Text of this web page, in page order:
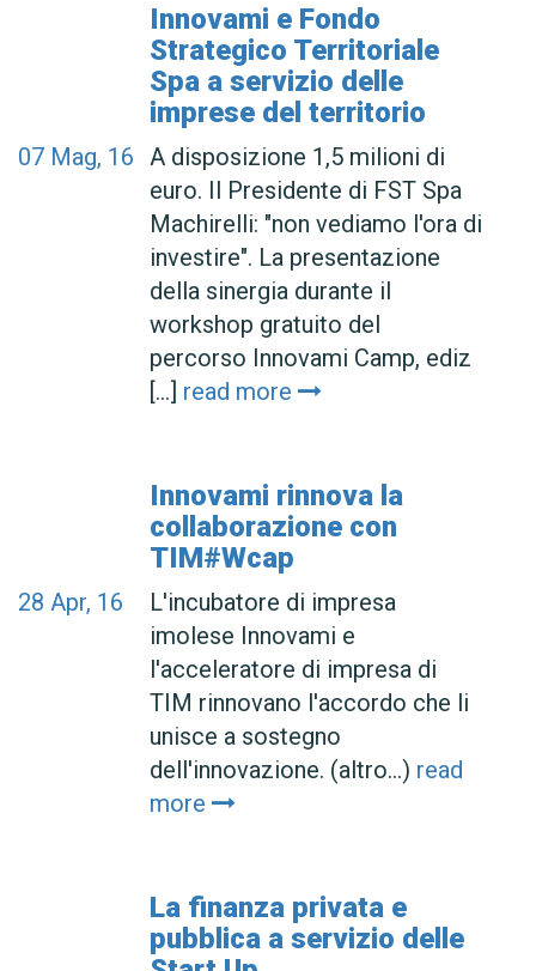
Innovami e Fondo
Strategico Territoriale
Spa a servizio delle
imprese del territorio
07 Mag, 16
A disposizione 1,5 milioni di
euro. Il Presidente di FST Spa
Machirelli: "non vediamo l'ora di
investire". La presentazione
della sinergia durante il
workshop gratuito del
percorso Innovami Camp, ediz
[...] read more
Innovami rinnova la
collaborazione con
TIM#Wcap
28 Apr, 16
L'incubatore di impresa
imolese Innovami e
l'acceleratore di impresa di
TIM rinnovano l'accordo che li
unisce a sostegno
dell'innovazione. (altro…) read
more
La finanza privata e
pubblica a servizio delle